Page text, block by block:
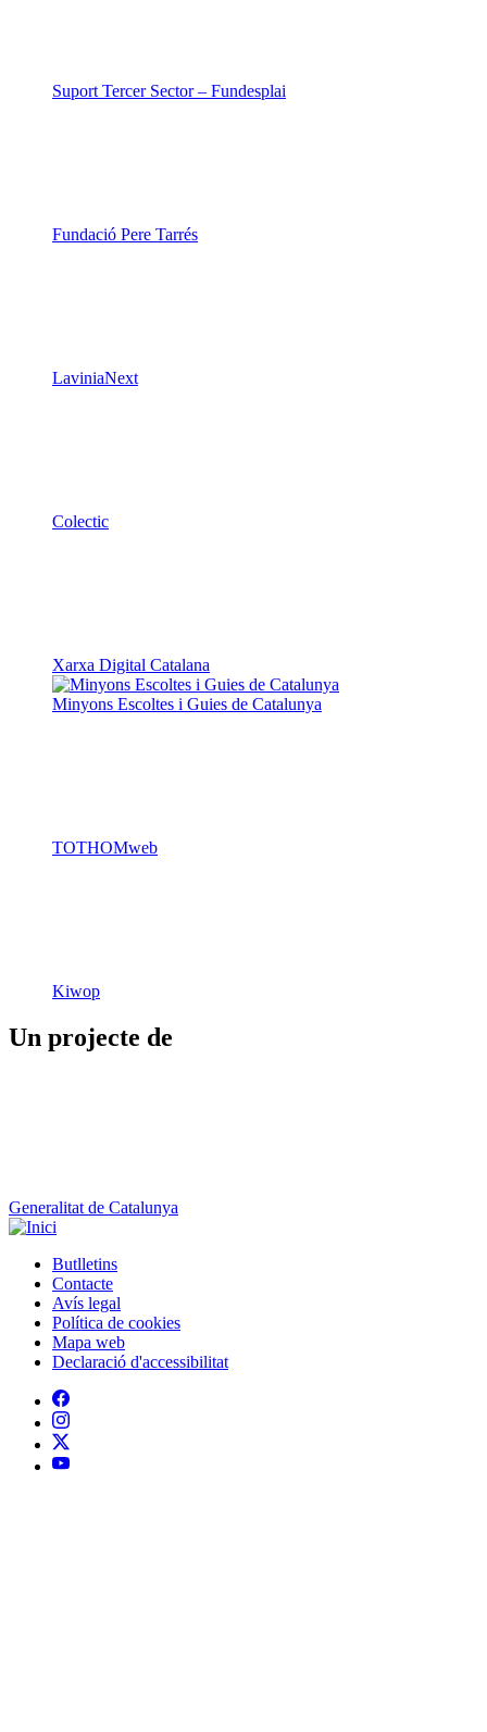
Suport Tercer Sector – Fundesplai
Fundació Pere Tarrés
LaviniaNext
Colectic
Xarxa Digital Catalana
Minyons Escoltes i Guies de Catalunya
TOTHOMweb
Kiwop
Un projecte de
Generalitat de Catalunya
Peu
Butlletins
Contacte
Avís legal
Política de cookies
Mapa web
Declaració d'accessibilitat